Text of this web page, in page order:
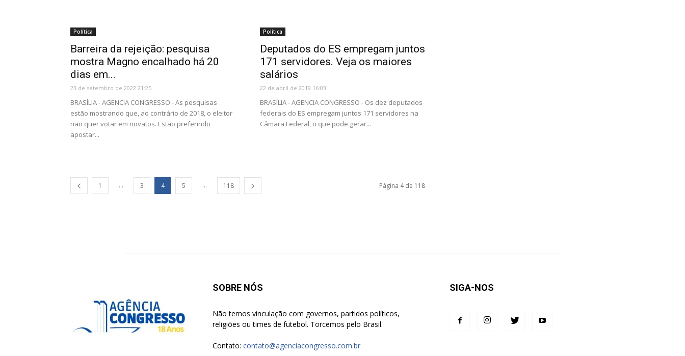
Política
Barreira da rejeição: pesquisa
mostra Magno encalhado há 20
dias em...
23 de setembro de 2022 21:25
BRASÍLIA - AGENCIA CONGRESSO - As pesquisas
estão mostrando que, ao contrário de 2018, o eleitor
não quer votar em novatos. Estão preferindo
apostar...
Política
Deputados do ES empregam juntos
171 servidores. Veja os maiores
salários
22 de abril de 2019 16:03
BRASÍLIA - AGENCIA CONGRESSO - Os dez deputados
federais do ES empregam juntos 171 servidores na
Câmara Federal, o que pode gerar...
1 ... 3 4 5 ... 118 Página 4 de 118
SOBRE NÓS
Não temos vinculação com governos, partidos políticos,
religiões ou times de futebol. Torcemos pelo Brasil.
Contato: contato@agenciacongresso.com.br
SIGA-NOS